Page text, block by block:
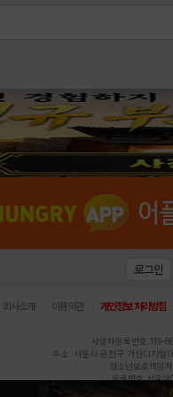
로그인
회사소개 이용약관 개인정보 처리방침
사업자등록번호:119-
주소: 서울시 금천구 가산디지
청소년보호책임
등록번호:서울
발행인:(주)